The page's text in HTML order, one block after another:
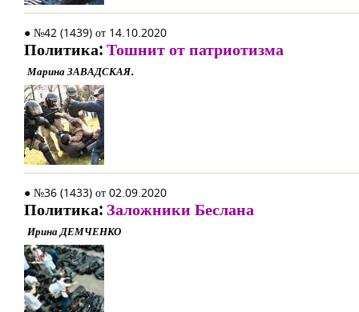
● №42 (1439) от 14.10.2020
Политика:Тошнит от патриотизма
Марина ЗАВАДСКАЯ.
● №36 (1433) от 02.09.2020
Политика: Заложники Беслана
Ирина ДЕМЧЕНКО